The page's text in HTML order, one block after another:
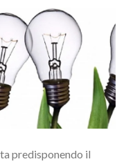
predisponendo il